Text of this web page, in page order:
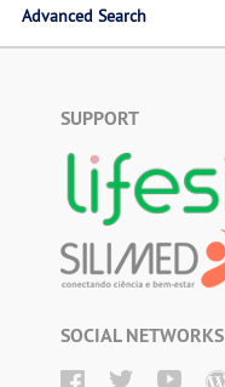
Advanced Search
SUPPORT
SOCIAL NETWORKS